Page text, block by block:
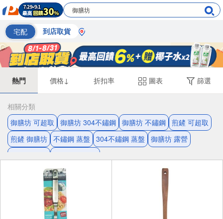
宅配 到店取貨
熱門 價格↓ 折扣率 圖表 篩選
相關分類
御膳坊 可超取
御膳坊 304不鏽鋼 御膳坊 不鏽鋼 煎鏟 可超取
煎鏟 御膳坊 不鏽鋼 蒸盤 304不鏽鋼 蒸盤
御膳坊 露營